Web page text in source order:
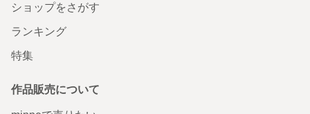
ショップをさがす
ランキング
特集
作品販売について